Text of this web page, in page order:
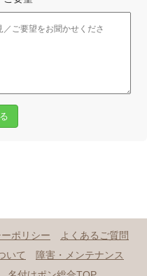
ポリシー
よくあるご質問
いて
障害・メンテナンス